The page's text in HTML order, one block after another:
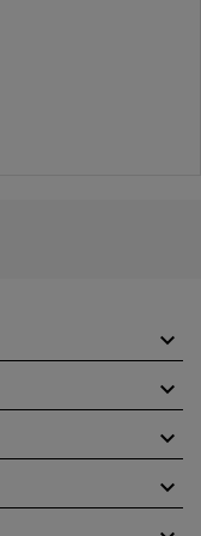



